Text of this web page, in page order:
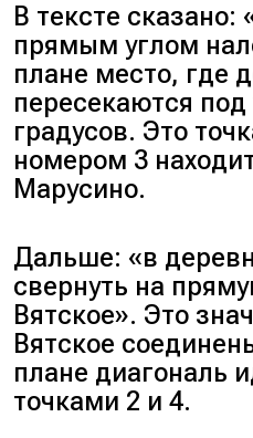
В тексте сказано:
прямым углом
плане место, где
пересекаются под
градусов. Это
номером 3
Марусино.
Дальше: «в
свернуть на
Вятское». Это
Вятское
плане диагональ
точками 2 и 4.